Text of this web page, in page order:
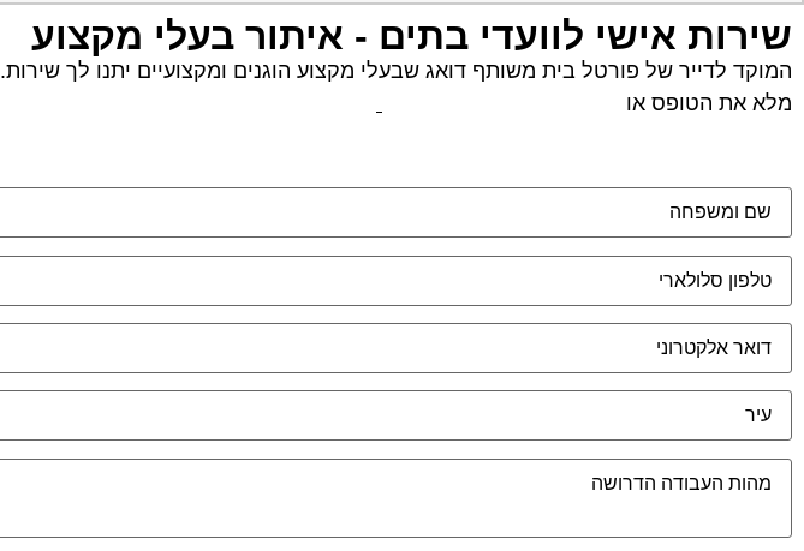
שירות אישי לוועדי בתים - איתור בעלי מקצוע
המוקד לדייר של פורטל בית משותף דואג שבעלי מקצוע הוגנים ומקצועיים יתנו לך שירות.
מלא את הטופס או